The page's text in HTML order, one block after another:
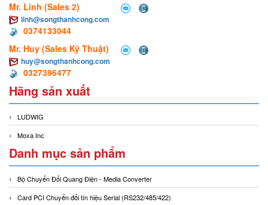
Mr. Linh (Sales 2)
linh@songthanhcong.com
0374133044
Mr. Huy (Sales Kỹ Thuật)
huy@songthanhcong.com
0327396477
Hãng sản xuất
LUDWIG
Moxa Inc
Danh mục sản phẩm
Bộ Chuyển Đổi Quang Điện - Media Converter
Card PCI Chuyển đổi tín hiệu Serial (RS232/485/422)